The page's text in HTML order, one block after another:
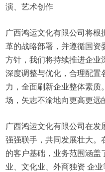
演、艺术创作
广西鸿运文化有限公司将根
革的战略部署，并遵循国资
方针，我们将持续推进企业
深度调整与优化，合理配置
力，全面刷新企业整体素质
场，矢志不渝地向更高更远
广西鸿运文化有限公司在发
强强联手，共同发展壮大。
的客户基础，业务范围涵盖
业、文化业、外商独资 企